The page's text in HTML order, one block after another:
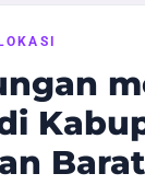
Barat